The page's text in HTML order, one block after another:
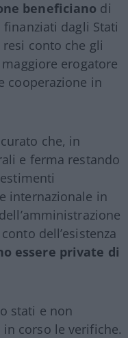
beneficiano di
dagli Stati
conto che gli
erogatore
cooperazione in
che, in
e ferma restando
internazionale in
dell’esistenza
essere private di
stati e non
corso le verifiche.